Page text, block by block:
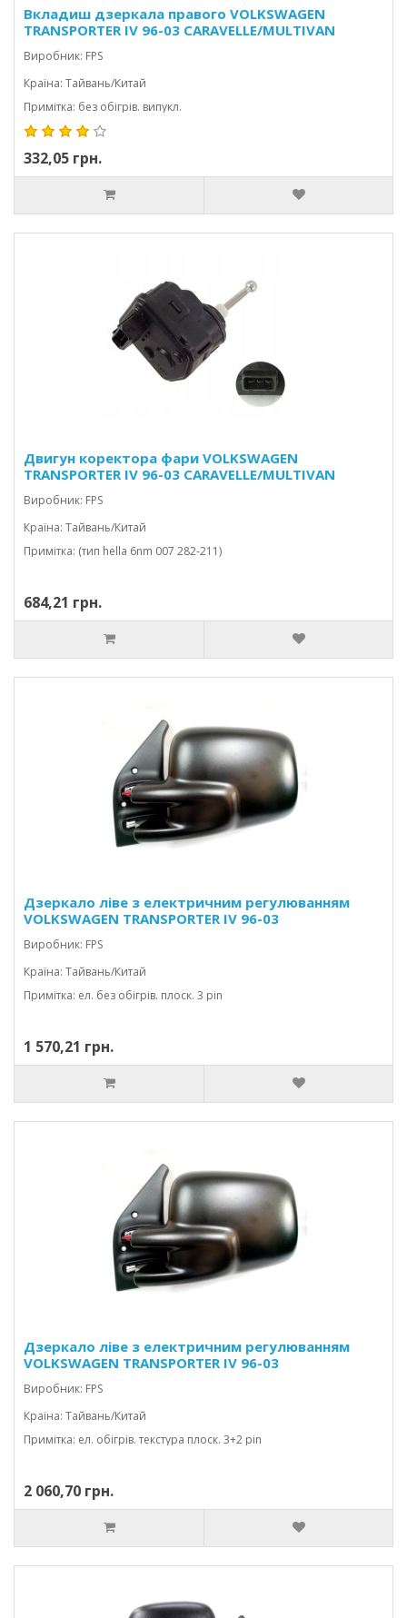
Вкладиш дзеркала правого VOLKSWAGEN
TRANSPORTER IV 96-03 CARAVELLE/MULTIVAN
Виробник: FPS
Країна: Тайвань/Китай
Примітка: без обігрів. випукл.
332,05 грн.
Двигун коректора фари VOLKSWAGEN
TRANSPORTER IV 96-03 CARAVELLE/MULTIVAN
Виробник: FPS
Країна: Тайвань/Китай
Примітка: (тип hella 6nm 007 282-211)
684,21 грн.
Дзеркало ліве з електричним регулюванням
VOLKSWAGEN TRANSPORTER IV 96-03
CARAVELLE/MULTIVAN
Виробник: FPS
Країна: Тайвань/Китай
Примітка: ел. без обігрів. плоск. 3 pin
1 570,21 грн.
Дзеркало ліве з електричним регулюванням
VOLKSWAGEN TRANSPORTER IV 96-03
CARAVELLE/MULTIVAN
Виробник: FPS
Країна: Тайвань/Китай
Примітка: ел. обігрів. текстура плоск. 3+2 pin
2 060,70 грн.